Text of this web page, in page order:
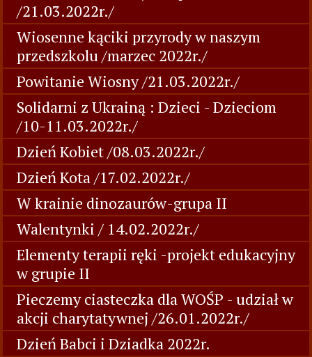
/21.03.2022r./
Wiosenne kąciki przyrody w naszym
przedszkolu /marzec 2022r./
Powitanie Wiosny /21.03.2022r./
Solidarni z Ukrainą : Dzieci - Dzieciom
/10-11.03.2022r./
Dzień Kobiet /08.03.2022r./
Dzień Kota /17.02.2022r./
W krainie dinozaurów-grupa II
Walentynki / 14.02.2022r./
Elementy terapii ręki -projekt edukacyjny
w grupie II
Pieczemy ciasteczka dla WOŚP - udział w
akcji charytatywnej /26.01.2022r./
Dzień Babci i Dziadka 2022r.